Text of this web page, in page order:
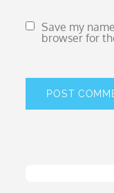
Save my
browser for